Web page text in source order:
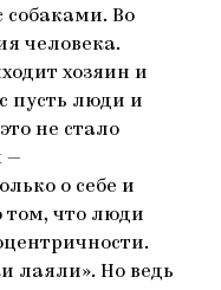
собаками. Во
человека.
хозяин и
пусть люди и
не стало
—
о себе и
том, что люди
лаяли». Но ведь